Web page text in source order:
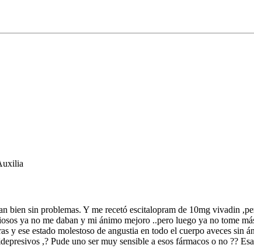
bien sin problemas. Y me recetó escitalopram de 10mg vivadin
ya no me daban y mi ánimo mejoro ..pero luego ya no tome
y ese estado molestoso de angustia en todo el cuerpo aveces sin
,? Pude uno ser muy sensible a esos fármacos o no ??